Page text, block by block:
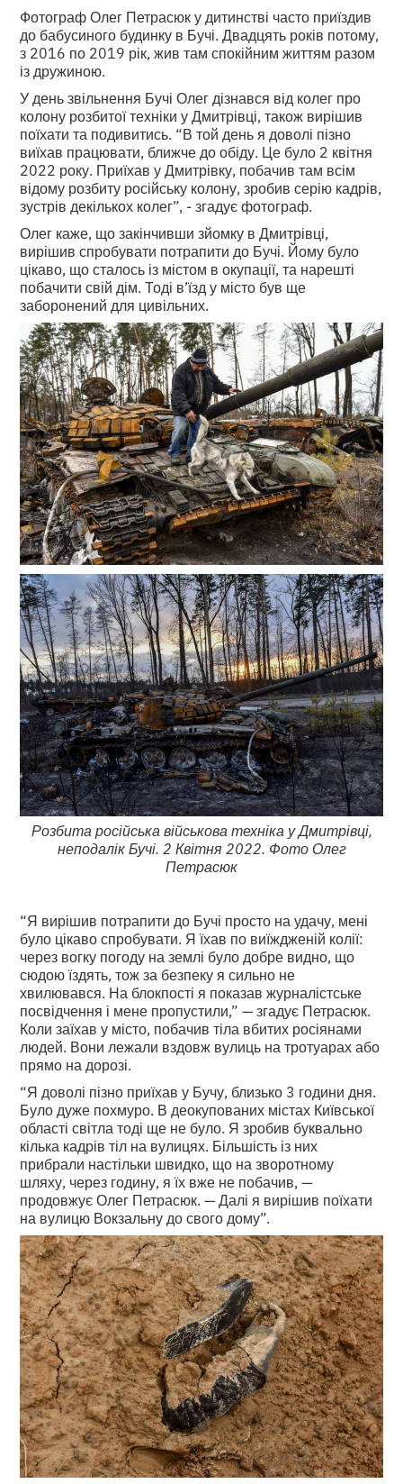
Фотограф Олег Петрасюк у дитинстві часто приїздив
до бабусиного будинку в Бучі. Двадцять років потому,
з 2016 по 2019 рік, жив там спокійним життям разом
із дружиною.
У день звільнення Бучі Олег дізнався від колег про
колону розбитої техніки у Дмитрівці, також вирішив
поїхати та подивитись. “В той день я доволі пізно
виїхав працювати, ближче до обіду. Це було 2 квітня
2022 року. Приїхав у Дмитрівку, побачив там всім
відому розбиту російську колону, зробив серію кадрів,
зустрів декількох колег”, - згадує фотограф.
Олег каже, що закінчивши зйомку в Дмитрівці,
вирішив спробувати потрапити до Бучі. Йому було
цікаво, що сталось із містом в окупації, та нарешті
побачити свій дім. Тоді в’їзд у місто був ще
заборонений для цивільних.
Розбита російська військова техніка у Дмитрівці,
неподалік Бучі. 2 Квітня 2022. Фото Олег
Петрасюк
“Я вирішив потрапити до Бучі просто на удачу, мені
було цікаво спробувати. Я їхав по виїждженій колії:
через вогку погоду на землі було добре видно, що
сюдою їздять, тож за безпеку я сильно не
хвилювався. На блокпості я показав журналістське
посвідчення і мене пропустили,” — згадує Петрасюк.
Коли заїхав у місто, побачив тіла вбитих росіянами
людей. Вони лежали вздовж вулиць на тротуарах або
прямо на дорозі.
“Я доволі пізно приїхав у Бучу, близько 3 години дня.
Було дуже похмуро. В деокупованих містах Київської
області світла тоді ще не було. Я зробив буквально
кілька кадрів тіл на вулицях. Більшість із них
прибрали настільки швидко, що на зворотному
шляху, через годину, я їх вже не побачив, —
продовжує Олег Петрасюк. — Далі я вирішив поїхати
на вулицю Вокзальну до свого дому”.